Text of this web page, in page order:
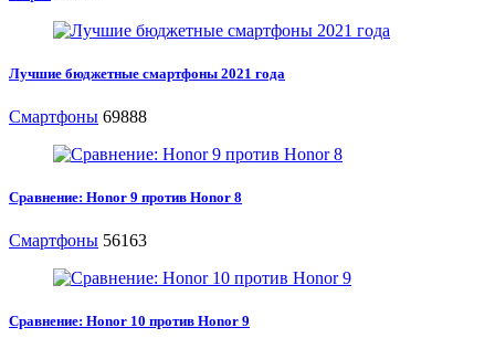
Лучшие бюджетные смартфоны 2021 года
Смартфоны 69888
Сравнение: Honor 9 против Honor 8
Смартфоны 56163
Сравнение: Honor 10 против Honor 9